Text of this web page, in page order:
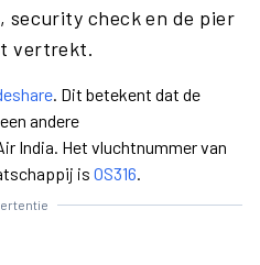
check en de pier
vertrekt.
. Dit betekent dat de
andere
India. Het vluchtnummer van
is OS316.